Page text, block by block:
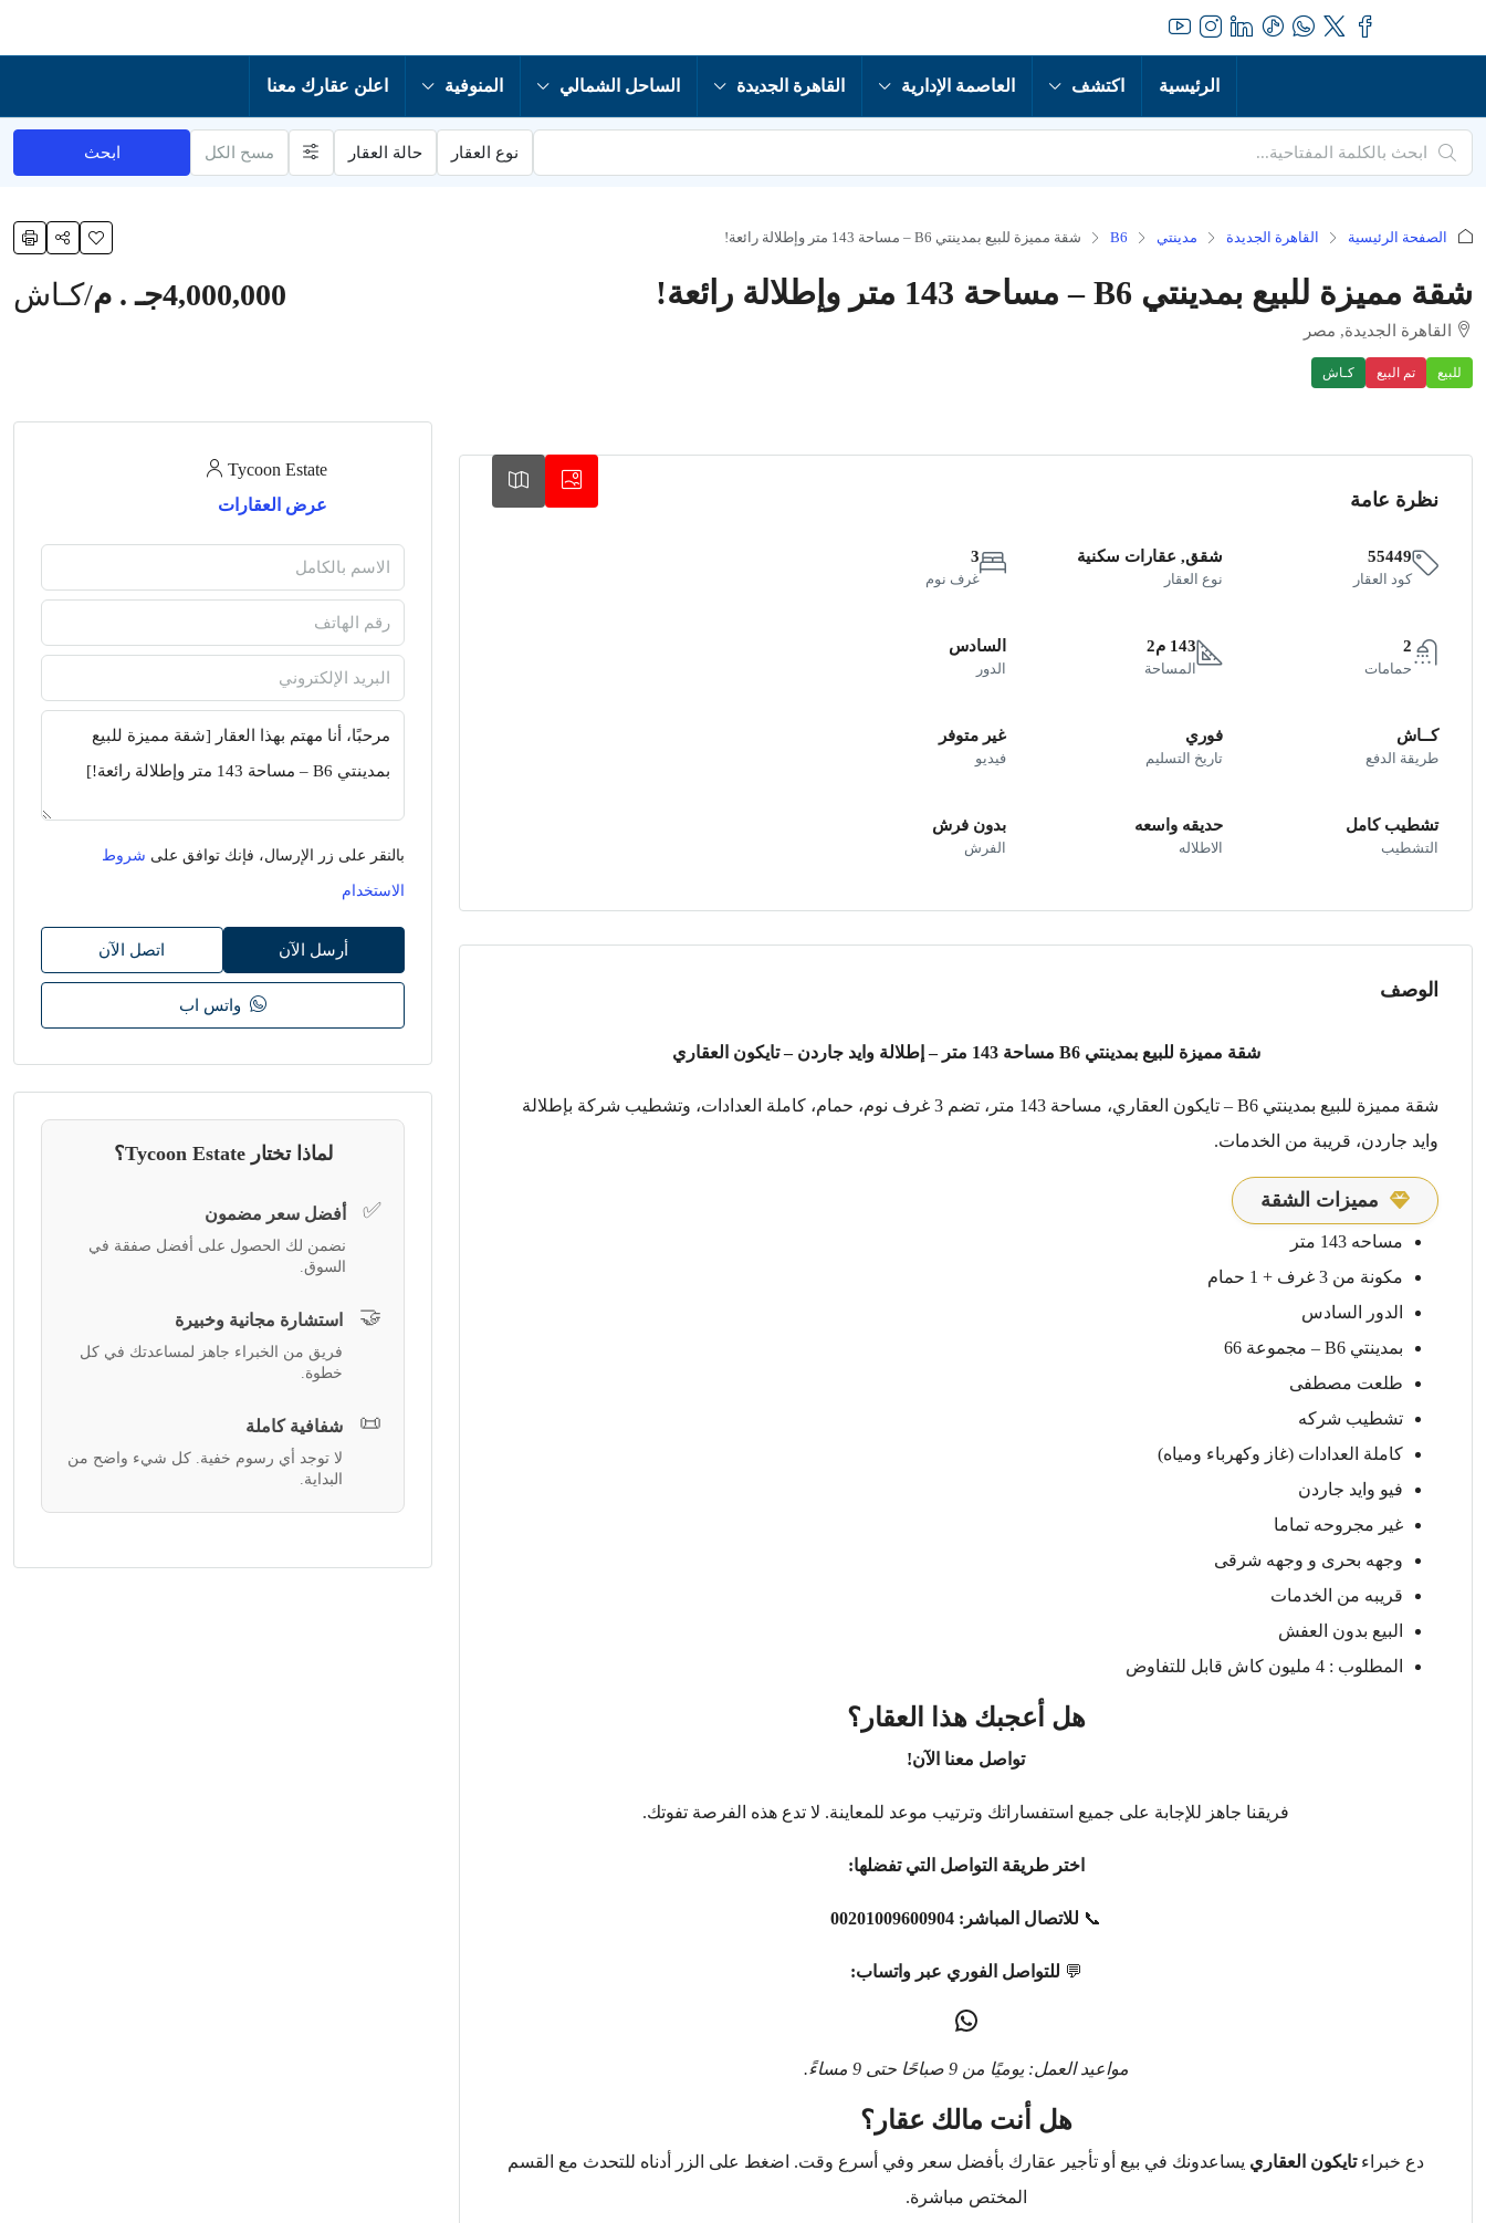
الرئيسية اكتشف العاصمة الإدارية القاهرة الجديدة الساحل الشمالي المنوفية اعلن عقارك معنا
نوع العقار حالة العقار مسح الكل ابحث
الصفحة الرئيسية القاهرة الجديدة مدينتي B6 شقة مميزة للبيع بمدينتي B6 – مساحة 143 متر وإطلالة رائعة!
شقة مميزة للبيع بمدينتي B6 – مساحة 143 متر وإطلالة رائعة!
القاهرة الجديدة, مصر
للبيع تم البيع كـاش
4,000,000جـ . م /كـاش
نظرة عامة
55449
كود العقار
شقق, عقارات سكنية
نوع العقار
3
غرف نوم
2
حمامات
143 م2
المساحة
السادس
الدور
كــاش
طريقة الدفع
فوري
تاريخ التسليم
غير متوفر
فيديو
تشطيب كامل
التشطيب
حديقه واسعه
الاطلاله
بدون فرش
الفرش
الوصف
شقة مميزة للبيع بمدينتي B6 مساحة 143 متر – إطلالة وايد جاردن – تايكون العقاري
شقة مميزة للبيع بمدينتي B6 – تايكون العقاري، مساحة 143 متر، تضم 3 غرف نوم، حمام، كاملة العدادات، وتشطيب شركة بإطلالة
وايد جاردن، قريبة من الخدمات.
مميزات الشقة
مساحه 143 متر
مكونة من 3 غرف + 1 حمام
الدور السادس
بمدينتي B6 – مجموعة 66
طلعت مصطفى
تشطيب شركه
كاملة العدادات (غاز وكهرباء ومياه)
فيو وايد جاردن
غير مجروحه تماما
وجهه بحرى و وجهه شرقى
قريبه من الخدمات
البيع بدون العفش
المطلوب : 4 مليون كاش قابل للتفاوض
هل أعجبك هذا العقار؟
تواصل معنا الآن!
فريقنا جاهز للإجابة على جميع استفساراتك وترتيب موعد للمعاينة. لا تدع هذه الفرصة تفوتك.
اختر طريقة التواصل التي تفضلها:
📞 للاتصال المباشر: 00201009600904
💬 للتواصل الفوري عبر واتساب:
مواعيد العمل: يوميًا من 9 صباحًا حتى 9 مساءً.
هل أنت مالك عقار؟
دع خبراءتايكون العقاري يساعدونك في بيع أو تأجير عقارك بأفضل سعر وفي أسرع وقت. اضغط على الزر أدناه للتحدث مع القسم
المختص مباشرة.
Tycoon Estate
عرض العقارات
بالنقر على زر الإرسال، فإنك توافق على شروط
الاستخدام
أرسل الآن اتصل الآن
واتس اب
لماذا تختار Tycoon Estate؟
✅ أفضل سعر مضمون
نضمن لك الحصول على أفضل صفقة في
السوق.
🤝 استشارة مجانية وخبيرة
فريق من الخبراء جاهز لمساعدتك في كل
خطوة.
📜 شفافية كاملة
لا توجد أي رسوم خفية. كل شيء واضح من
البداية.